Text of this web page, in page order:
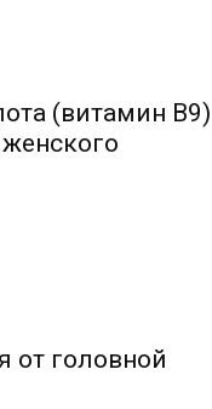
(витамин В9)
от головной